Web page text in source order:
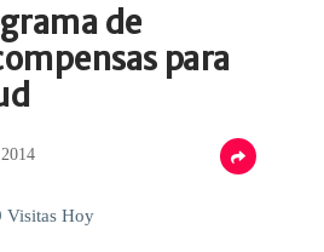
LOL lanza programa…
de
para
Visitas Hoy